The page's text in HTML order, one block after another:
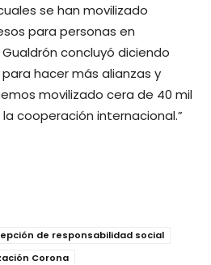
se han movilizado
para personas en
concluyó diciendo
hacer más alianzas y
movilizado cera de 40 mil
cooperación internacional.”
de responsabilidad social
Corona